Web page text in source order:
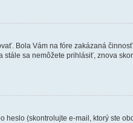
Bola Vám na fóre zakázaná
sa nemôžete prihlásiť, znova
(skontrolujte e-mail, ktorý ste